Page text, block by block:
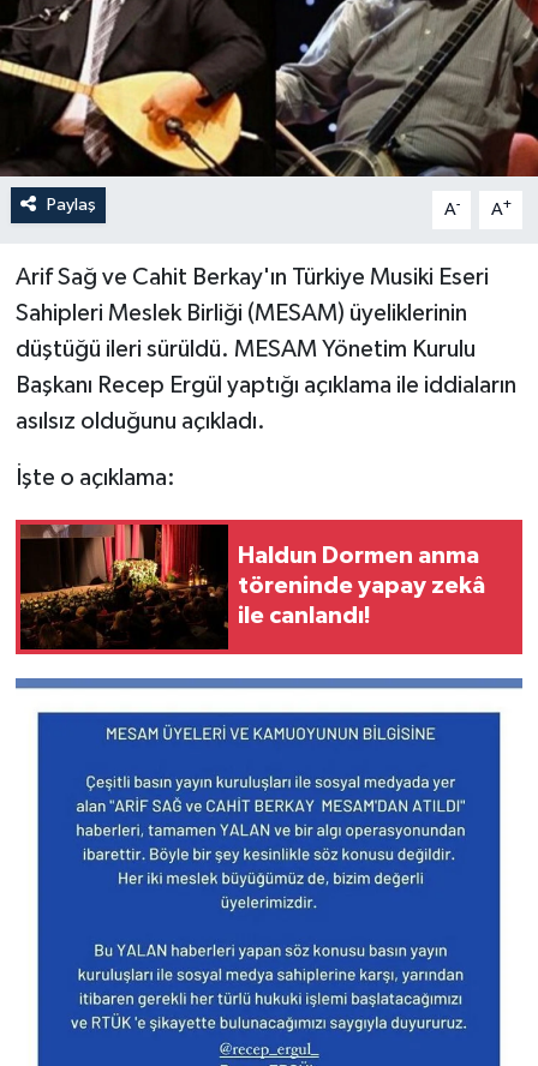
Paylaş A- A+
Arif Sağ ve Cahit Berkay'ın Türkiye Musiki Eseri
Sahipleri Meslek Birliği (MESAM) üyeliklerinin
düştüğü ileri sürüldü. MESAM Yönetim Kurulu
Başkanı Recep Ergül yaptığı açıklama ile iddiaların
asılsız olduğunu açıkladı.
İşte o açıklama:
Haldun Dormen anma
töreninde yapay zekâ
ile canlandı!